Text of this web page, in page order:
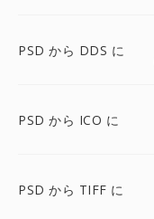
PSD から DDS に
PSD から ICO に
PSD から TIFF に